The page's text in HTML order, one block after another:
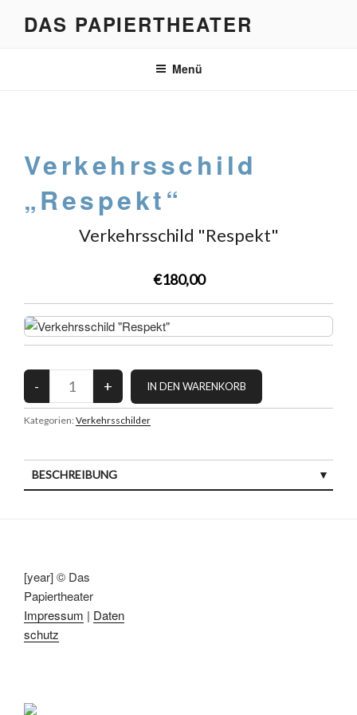
DAS PAPIERTHEATER
Menü
Verkehrsschild
„Respekt“
Verkehrsschild "Respekt"
€180,00
Kategorien: Verkehrsschilder
BESCHREIBUNG
[year] © Das
Papiertheater
Impressum | Daten
schutz